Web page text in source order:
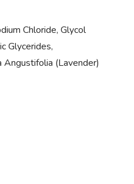
Chloride, Glycol
Glycerides,
Angustifolia (Lavender)